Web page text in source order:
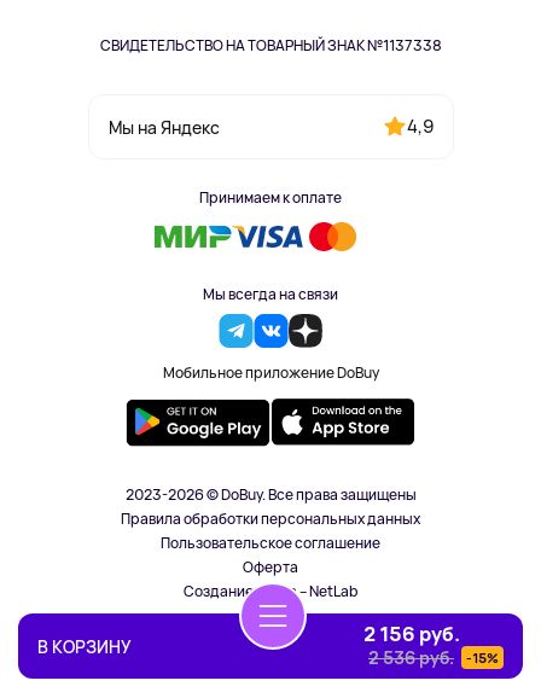
В КОРЗИНУ 2 156 руб.
2 536 руб. -15%
СВИДЕТЕЛЬСТВО НА ТОВАРНЫЙ ЗНАК №1137338
Мы на Яндекс 4,9
Принимаем к оплате
Мы всегда на связи
Мобильное приложение DoBuy
2023-2026 © DoBuy. Все права защищены
Правила обработки персональных данных
Пользовательское соглашение
Оферта
Создание сайта – NetLab